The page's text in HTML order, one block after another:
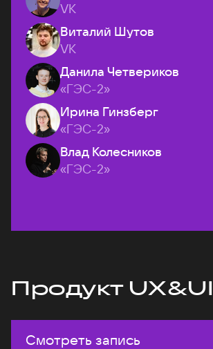
VK
Виталий Шутов
VK
Данила Четвериков
«ГЭС-2»
Ирина Гинзберг
«ГЭС-2»
Влад Колесников
«ГЭС-2»
Продукт UX&UI
Смотреть запись